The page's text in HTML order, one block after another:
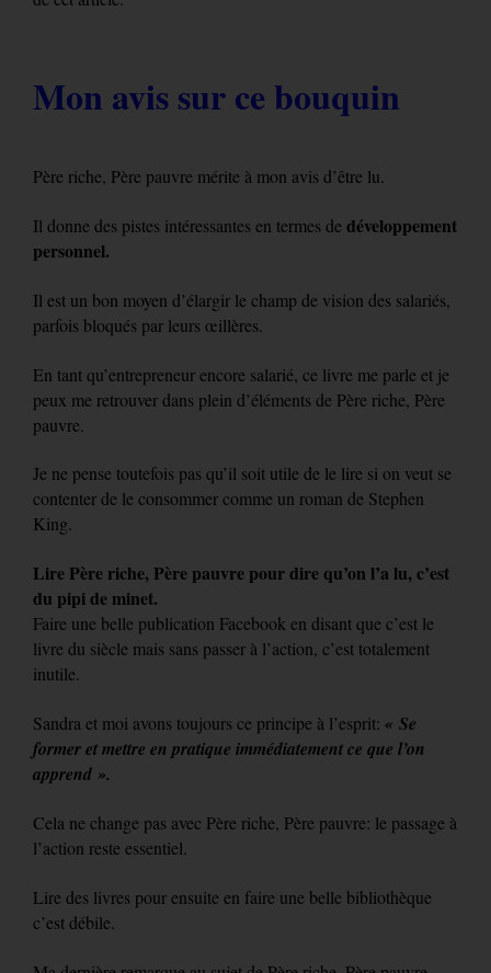
Mon avis sur ce bouquin
Père riche, Père pauvre mérite à mon avis d’être lu.
Il donne des pistes intéressantes en termes de développement
personnel.
Il est un bon moyen d’élargir le champ de vision des salariés,
parfois bloqués par leurs œillères.
En tant qu’entrepreneur encore salarié, ce livre me parle et je
peux me retrouver dans plein d’éléments de Père riche, Père
pauvre.
Je ne pense toutefois pas qu’il soit utile de le lire si on veut se
contenter de le consommer comme un roman de Stephen
King.
Lire Père riche, Père pauvre pour dire qu’on l’a lu, c’est
du pipi de minet.
Faire une belle publication Facebook en disant que c’est le
livre du siècle mais sans passer à l’action, c’est totalement
inutile.
Sandra et moi avons toujours ce principe à l’esprit: « Se
former et mettre en pratique immédiatement ce que l’on
apprend ».
Cela ne change pas avec Père riche, Père pauvre: le passage à
l’action reste essentiel.
Lire des livres pour ensuite en faire une belle bibliothèque
c’est débile.